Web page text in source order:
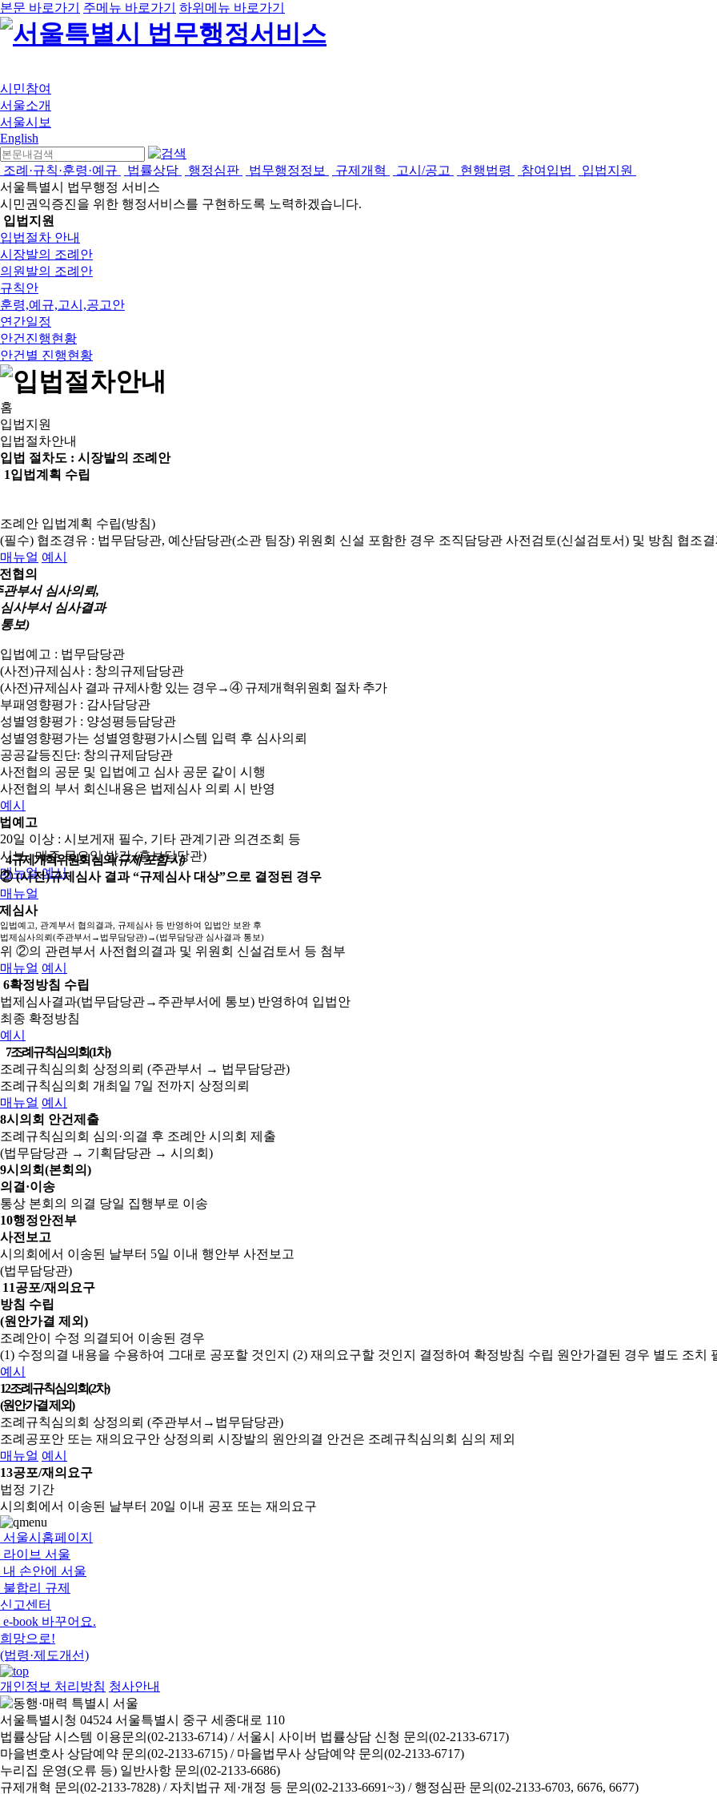
본문 바로가기 주메뉴 바로가기 하위메뉴 바로가기
시민참여
서울소개
서울시보
English
조례·규칙·훈령·예규 법률상담 행정심판 법무행정정보 규제개혁 고시/공고 현행법령 참여입법
입법지원
서울특별시 법무행정 서비스
시민권익증진을 위한 행정서비스를 구현하도록 노력하겠습니다.
입법지원
입법절차 안내
시장발의 조례안
의원발의 조례안
규칙안
훈령,예규,고시,공고안
연간일정
안건진행현황
안건별 진행현황
홈
입법지원
입법절차안내
입법 절차도 : 시장발의 조례안
1입법계획 수립
조례안 입법계획 수립(방침)
(필수) 협조경유 : 법무담당관, 예산담당관(소관 팀장) 위원회 신설 포함한 경우 조직담당관 사전검토(신설검토서) 및 방침 협조
매뉴얼 예시
협의
관부서 심사의뢰,
심사부서 심사결과
통보)
입법예고 : 법무담당관
(사전)규제심사 : 창의규제담당관
(사전)규제심사 결과 규제사항 있는 경우→④ 규제개혁위원회 절차 추가
부패영향평가 : 감사담당관
성별영향평가 : 양성평등담당관
성별영향평가는 성별영향평가시스템 입력 후 심사의뢰
공공갈등진단: 창의규제담당관
사전협의 공문 및 입법예고 심사 공문 같이 시행
사전협의 부서 회신내용은 법제심사 의뢰 시 반영
예시
예고
20일 이상 : 시보게재 필수, 기타 관계기관 의견조회 등
시보 : 매주 목요일 발간 (홍보담당관)
매뉴얼 예시
4규제개혁위원회 심의(규제 포함 시)
② (사전)규제심사 결과 “규제심사 대상”으로 결정된 경우
매뉴얼
심사
입법예고, 관계부서 협의결과, 규제심사 등 반영하여 입법안 보완 후
법제심사의뢰(주관부서→법무담당관)→(법무담당관 심사결과 통보)
위 ②의 관련부서 사전협의결과 및 위원회 신설검토서 등 첨부
매뉴얼 예시
6확정방침 수립
법제심사결과(법무담당관→주관부서에 통보) 반영하여 입법안
최종 확정방침
예시
7조례규칙심의회(1차)
조례규칙심의회 상정의뢰 (주관부서 → 법무담당관)
조례규칙심의회 개최일 7일 전까지 상정의뢰
매뉴얼 예시
8시의회 안건제출
조례규칙심의회 심의·의결 후 조례안 시의회 제출
(법무담당관 → 기획담당관 → 시의회)
9시의회(본회의)
의결·이송
통상 본회의 의결 당일 집행부로 이송
10행정안전부
사전보고
시의회에서 이송된 날부터 5일 이내 행안부 사전보고
(법무담당관)
11공포/재의요구
방침 수립
(원안가결 제외)
조례안이 수정 의결되어 이송된 경우
(1) 수정의결 내용을 수용하여 그대로 공포할 것인지 (2) 재의요구할 것인지 결정하여 확정방침 수립 원안가결된 경우 별도 조치
예시
12조례규칙심의회(2차)
(원안가결 제외)
조례규칙심의회 상정의뢰 (주관부서→법무담당관)
조례공포안 또는 재의요구안 상정의뢰 시장발의 원안의결 안건은 조례규칙심의회 심의 제외
매뉴얼 예시
13공포/재의요구
법정 기간
시의회에서 이송된 날부터 20일 이내 공포 또는 재의요구
서울시홈페이지
라이브 서울
내 손안에 서울
불합리 규제
신고센터
e-book 바꾸어요.
희망으로!
(법령·제도개선)
개인정보 처리방침 청사안내
서울특별시청 04524 서울특별시 중구 세종대로 110
법률상담 시스템 이용문의(02-2133-6714) /서울시 사이버 법률상담 신청 문의(02-2133-6717)
마을변호사 상담예약 문의(02-2133-6715) / 마을법무사 상담예약 문의(02-2133-6717)
누리집 운영(오류 등) 일반사항 문의(02-2133-6686)
규제개혁 문의(02-2133-7828) / 자치법규 제·개정 등 문의(02-2133-6691~3) / 행정심판 문의(02-2133-6703, 6676, 6677)